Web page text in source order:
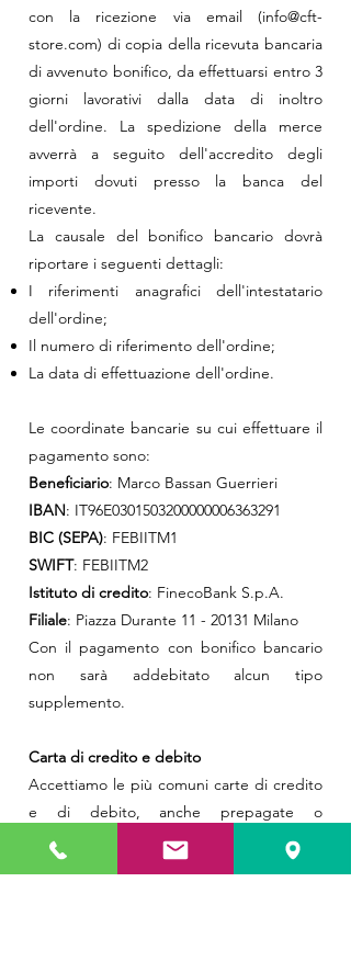
con la ricezione via email (info@cft-
store.com) di copia della ricevuta bancaria
di avvenuto bonifico, da effettuarsi entro 3
giorni lavorativi dalla data di inoltro
dell'ordine. La spedizione della merce
avverrà a seguito dell'accredito degli
importi dovuti presso la banca del
ricevente.
La causale del bonifico bancario dovrà
riportare i seguenti dettagli:
I riferimenti anagrafici dell'intestatario
dell'ordine;
Il numero di riferimento dell'ordine;
La data di effettuazione dell'ordine.
Le coordinate bancarie su cui effettuare il
pagamento sono:
Beneficiario: Marco Bassan Guerrieri
IBAN: IT96E0301503200000006363291
BIC (SEPA): FEBIITM1
SWIFT: FEBIITM2
Istituto di credito: FinecoBank S.p.A.
Filiale: Piazza Durante 11 - 20131 Milano
Con il pagamento con bonifico bancario
non sarà addebitato alcun tipo
supplemento.
Carta di credito e debito
Accettiamo le più comuni carte di credito
e di debito, anche prepagate o
ricaricabili. Tale modalità di pagamento
non comporta addebitati o maggiorazioni